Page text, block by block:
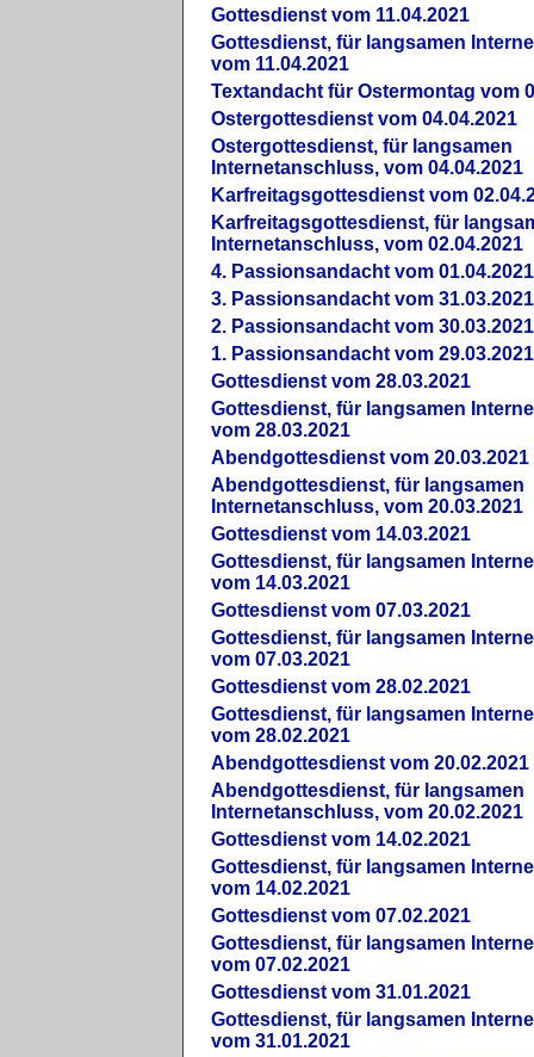
Gottesdienst vom 11.04.2021
Gottesdienst, für langsamen
vom 11.04.2021
Textandacht für Ostermontag vom
Ostergottesdienst vom 04.04.2021
Ostergottesdienst, für langsamen
Internetanschluss, vom 04.04.2021
Karfreitagsgottesdienst vom
Karfreitagsgottesdienst, für
Internetanschluss, vom 02.04.2021
4. Passionsandacht vom 01.04.2021
3. Passionsandacht vom 31.03.2021
2. Passionsandacht vom 30.03.2021
1. Passionsandacht vom 29.03.2021
Gottesdienst vom 28.03.2021
Gottesdienst, für langsamen
vom 28.03.2021
Abendgottesdienst vom 20.03.2021
Abendgottesdienst, für langsamen
Internetanschluss, vom 20.03.2021
Gottesdienst vom 14.03.2021
Gottesdienst, für langsamen
vom 14.03.2021
Gottesdienst vom 07.03.2021
Gottesdienst, für langsamen
vom 07.03.2021
Gottesdienst vom 28.02.2021
Gottesdienst, für langsamen
vom 28.02.2021
Abendgottesdienst vom 20.02.2021
Abendgottesdienst, für langsamen
Internetanschluss, vom 20.02.2021
Gottesdienst vom 14.02.2021
Gottesdienst, für langsamen
vom 14.02.2021
Gottesdienst vom 07.02.2021
Gottesdienst, für langsamen
vom 07.02.2021
Gottesdienst vom 31.01.2021
Gottesdienst, für langsamen
vom 31.01.2021